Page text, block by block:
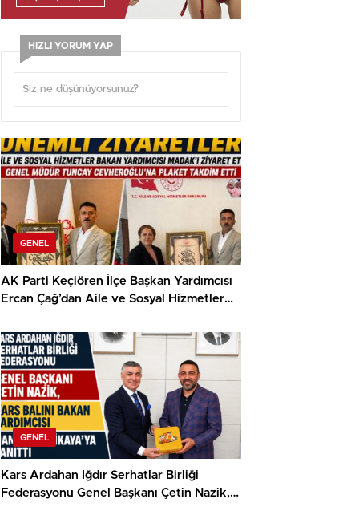
HIZLI YORUM YAP
GENEL
AK Parti Keçiören İlçe Başkan Yardımcısı
Ercan Çağ’dan Aile ve Sosyal Hizmetler
GENEL
Kars Ardahan Iğdır Serhatlar Birliği
Federasyonu Genel Başkanı Çetin Nazik,